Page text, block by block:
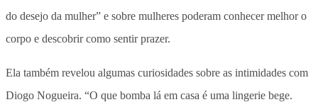
do desejo da mulher” e sobre mulheres poderam conhecer melhor o
corpo e descobrir como sentir prazer.
Ela também revelou algumas curiosidades sobre as intimidades com
Diogo Nogueira. “O que bomba lá em casa é uma lingerie bege.